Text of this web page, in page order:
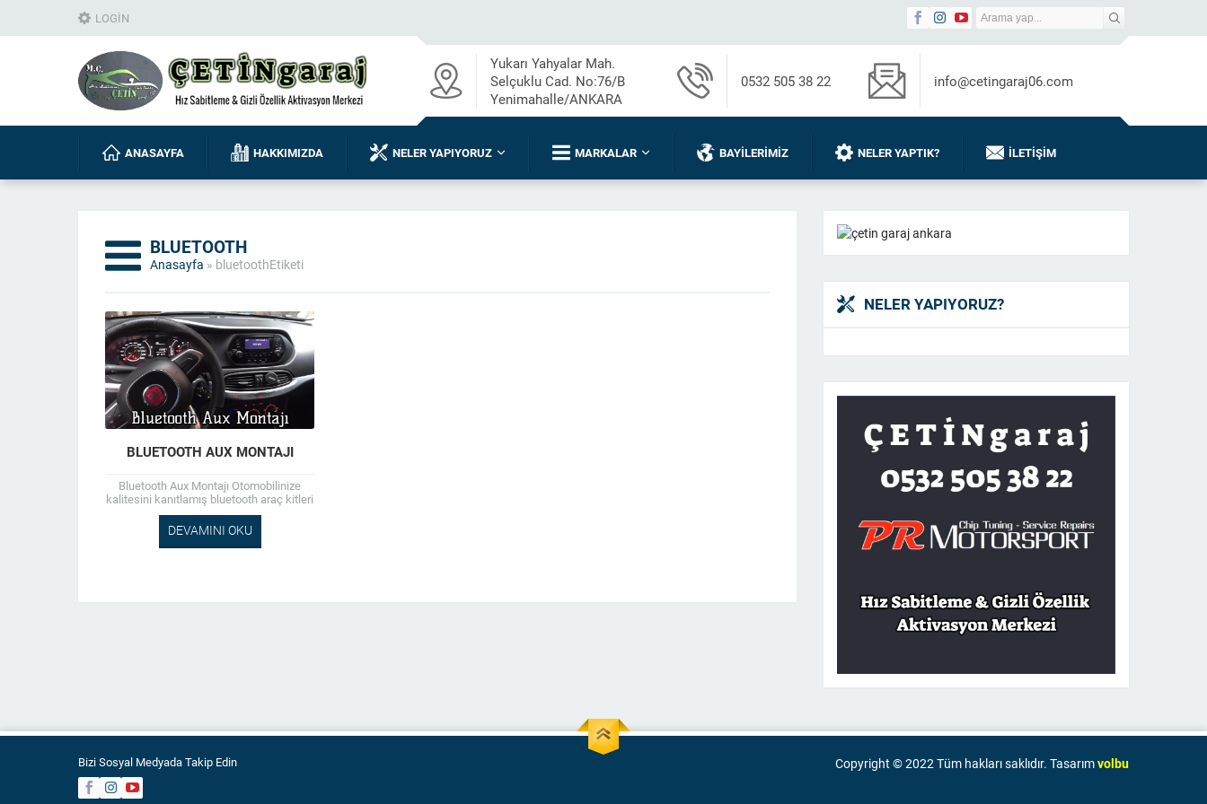
LOGIN
Yukarı Yahyalar Mah.
Selçuklu Cad. No:76/B
Yenimahalle/ANKARA
0532 505 38 22 info@cetingaraj06.com
ANASAYFA HAKKIMIZDA NELER YAPIYORUZ MARKALAR BAYILERIMIZ NELER YAPTIK? İLETIŞIM
BLUETOOTH
Anasayfa » bluetoothEtiketi
BLUETOOTH AUX MONTAJI
Bluetooth Aux Montajı Otomobilinize
kalitesini kanıtlamış bluetooth araç kitleri
taktırın; hem kendinizi güvene alın hem
de ailenize üzüntü yaşatmayın.
Bluetooth...
DEVAMINI OKU
NELER YAPIYORUZ?
Bizi Sosyal Medyada Takip Edin Copyright © 2022 Tüm hakları saklıdır. Tasarımvolbu